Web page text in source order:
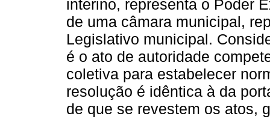
interino, representa o Poder
de uma câmara municipal,
Legislativo municipal.
é o ato de autoridade
coletiva para estabelecer
resolução é idêntica à da
de que se revestem os atos,